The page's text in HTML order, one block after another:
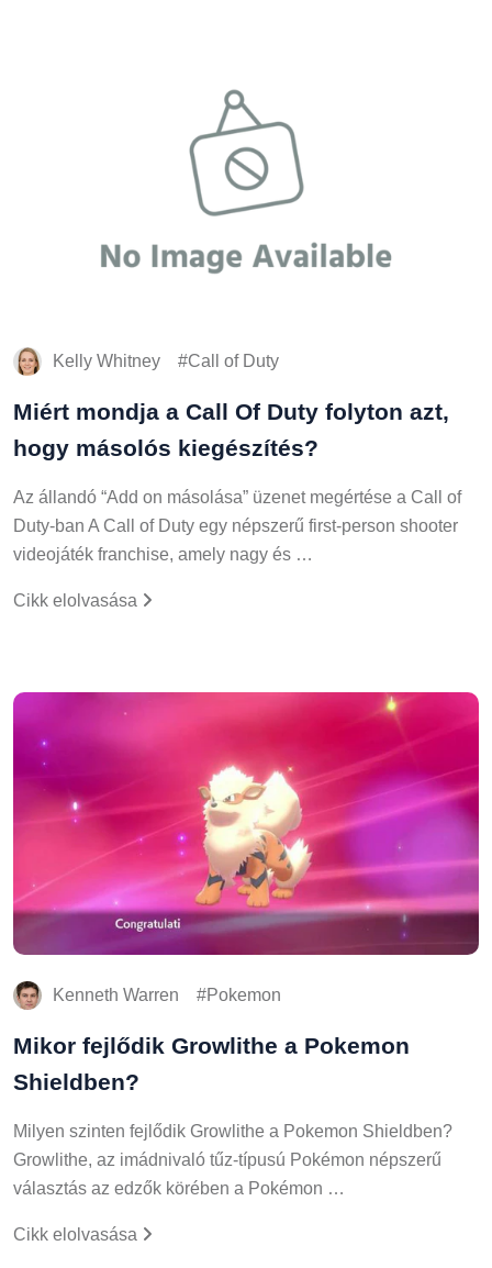
Kelly Whitney Call of Duty
Miért mondja a Call Of Duty folyton azt,
hogy másolós kiegészítés?
Az állandó “Add on másolása” üzenet megértése a Call of
Duty-ban A Call of Duty egy népszerű first-person shooter
videojáték franchise, amely nagy és …
Cikk elolvasása
Kenneth Warren Pokemon
Mikor fejlődik Growlithe a Pokemon
Shieldben?
Milyen szinten fejlődik Growlithe a Pokemon Shieldben?
Growlithe, az imádnivaló tűz-típusú Pokémon népszerű
választás az edzők körében a Pokémon …
Cikk elolvasása